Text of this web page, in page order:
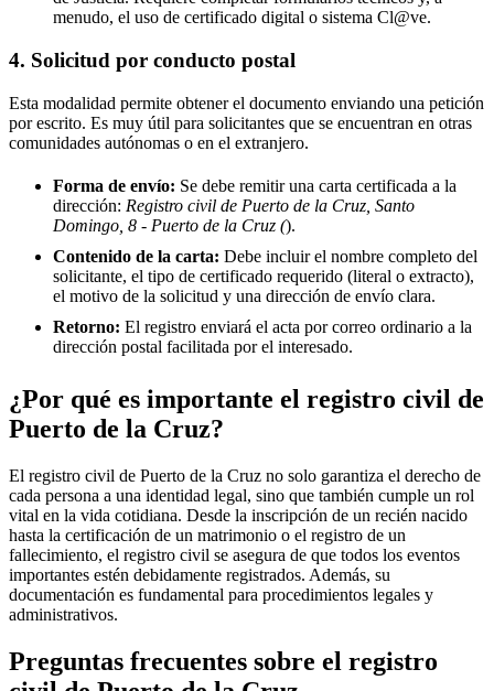
menudo, el uso de certificado digital o sistema Cl@ve.
4. Solicitud por conducto postal
Esta modalidad permite obtener el documento enviando una petición
por escrito. Es muy útil para solicitantes que se encuentran en otras
comunidades autónomas o en el extranjero.
Forma de envío: Se debe remitir una carta certificada a la
dirección: Registro civil de Puerto de la Cruz, Santo
Domingo, 8 - Puerto de la Cruz ().
Contenido de la carta: Debe incluir el nombre completo del
solicitante, el tipo de certificado requerido (literal o extracto),
el motivo de la solicitud y una dirección de envío clara.
Retorno: El registro enviará el acta por correo ordinario a la
dirección postal facilitada por el interesado.
¿Por qué es importante el registro civil de
Puerto de la Cruz?
El registro civil de Puerto de la Cruz no solo garantiza el derecho de
cada persona a una identidad legal, sino que también cumple un rol
vital en la vida cotidiana. Desde la inscripción de un recién nacido
hasta la certificación de un matrimonio o el registro de un
fallecimiento, el registro civil se asegura de que todos los eventos
importantes estén debidamente registrados. Además, su
documentación es fundamental para procedimientos legales y
administrativos.
Preguntas frecuentes sobre el registro